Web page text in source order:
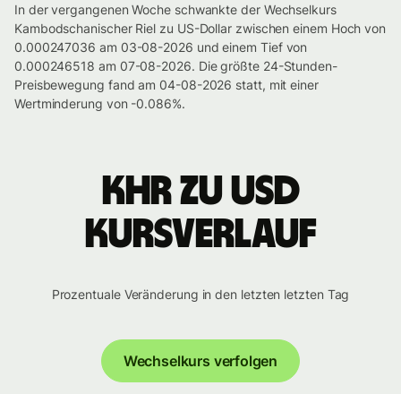
In der vergangenen Woche schwankte der Wechselkurs
Kambodschanischer Riel zu US-Dollar zwischen einem Hoch von
0.000247036 am 03-08-2026 und einem Tief von
0.000246518 am 07-08-2026. Die größte 24-Stunden-
Preisbewegung fand am 04-08-2026 statt, mit einer
Wertminderung von -0.086%.
KHR zu USD
Kursverlauf
Prozentuale Veränderung in den letzten letzten Tag
Wechselkurs verfolgen